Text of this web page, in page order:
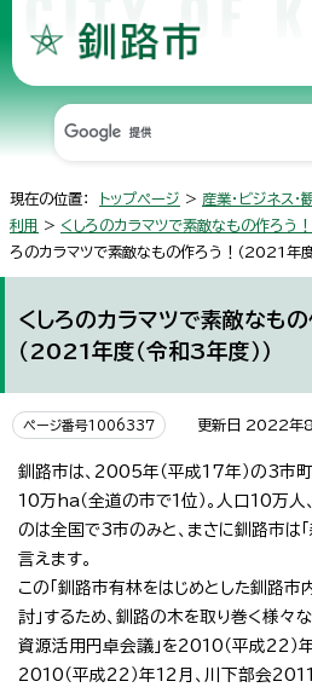
現在の位置： トップページ > 産業・ビジネス・
利用
> くしろのカラマツで素敵なもの作ろう
ろのカラマツで素敵なもの作ろう！（2021年度
くしろのカラマツで素敵なもの
（2021年度（令和3年度））
ページ番号1006337 更新日 2022年
釧路市は、2005年（平成17年）の3市
10万ha（全道の市で1位）。人口10万
のは全国で3市のみと、まさに釧路市は
言えます。
この「釧路市有林をはじめとした釧路
討」するため、釧路の木を取り巻く様々
資源活用円卓会議」を2010（平成22）
2010（平成22）年12月、川下部会2011